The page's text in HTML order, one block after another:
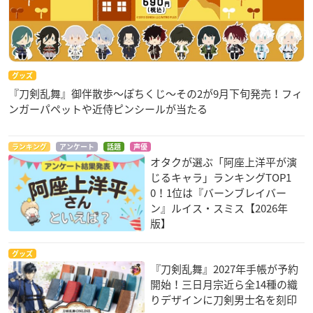
グッズ
『刀剣乱舞』御伴散歩～ぽちくじ～その2が9月下旬発売！フィ
ンガーパペットや近侍ピンシールが当たる
ランキング アンケート 話題 声優
オタクが選ぶ「阿座上洋平が演
じるキャラ」ランキングTOP1
0！1位は『バーンブレイバー
ン』ルイス・スミス【2026年
版】
グッズ
『刀剣乱舞』2027年手帳が予約
開始！三日月宗近ら全14種の織
りデザインに刀剣男士名を刻印